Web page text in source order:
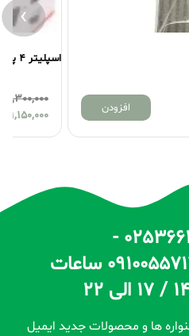
›
تلفن تماس : 02536617512 -
09126527173 - 09100557173 ساعات
ها و محصولات جدید ایمیل